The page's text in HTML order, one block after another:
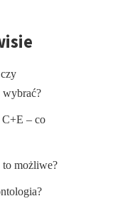
– co
to możliwe?